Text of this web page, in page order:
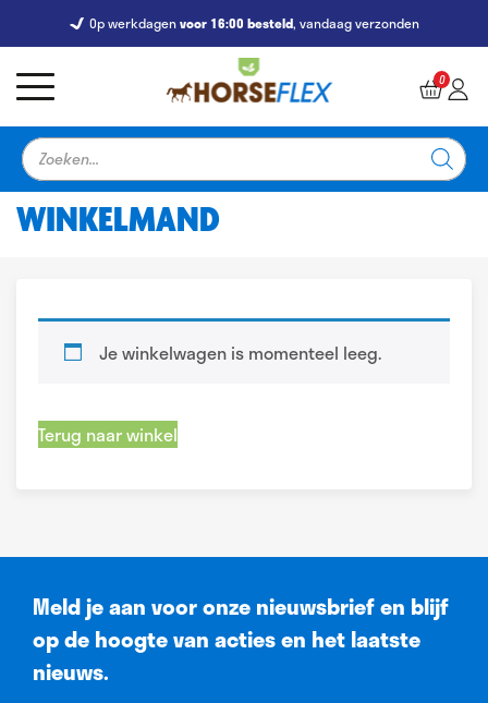
Op werkdagenvoor 16:00 besteld, vandaag verzonden
9,5 7247 Reviews
Producten
zoeken
0
WINKELMAND
Je winkelwagen is momenteel leeg.
Terug naar winkel
Meld je aan voor onze nieuwsbrief en blijf
op de hoogte van acties en het laatste
nieuws.